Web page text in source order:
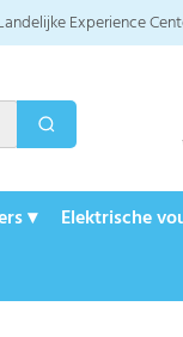
Experience
▾ Elektrische